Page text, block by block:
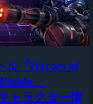
『Heroes of
、
ャラクター情